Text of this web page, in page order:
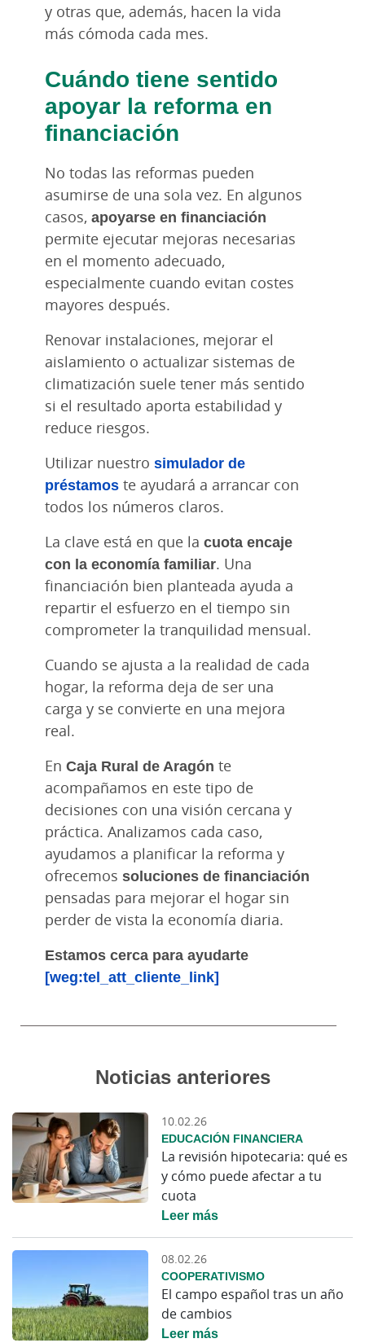
y otras que, además, hacen la vida
más cómoda cada mes.
Cuándo tiene sentido
apoyar la reforma en
financiación
No todas las reformas pueden
asumirse de una sola vez. En algunos
casos, apoyarse en financiación
permite ejecutar mejoras necesarias
en el momento adecuado,
especialmente cuando evitan costes
mayores después.
Renovar instalaciones, mejorar el
aislamiento o actualizar sistemas de
climatización suele tener más sentido
si el resultado aporta estabilidad y
reduce riesgos.
Utilizar nuestro simulador de
préstamos te ayudará a arrancar con
todos los números claros.
La clave está en que la cuota encaje
con la economía familiar. Una
financiación bien planteada ayuda a
repartir el esfuerzo en el tiempo sin
comprometer la tranquilidad mensual.
Cuando se ajusta a la realidad de cada
hogar, la reforma deja de ser una
carga y se convierte en una mejora
real.
En Caja Rural de Aragón te
acompañamos en este tipo de
decisiones con una visión cercana y
práctica. Analizamos cada caso,
ayudamos a planificar la reforma y
ofrecemos soluciones de financiación
pensadas para mejorar el hogar sin
perder de vista la economía diaria.
Estamos cerca para ayudarte
[weg:tel_att_cliente_link]
Noticias anteriores
10.02.26
EDUCACIÓN FINANCIERA
La revisión hipotecaria: qué es
y cómo puede afectar a tu
cuota
Leer más
08.02.26
COOPERATIVISMO
El campo español tras un año
de cambios
Leer más